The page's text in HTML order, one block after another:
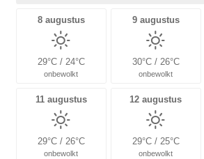
8 augustus
29°C / 24°C
onbewolkt
9 augustus
30°C / 26°C
onbewolkt
11 augustus
29°C / 26°C
onbewolkt
12 augustus
29°C / 25°C
onbewolkt